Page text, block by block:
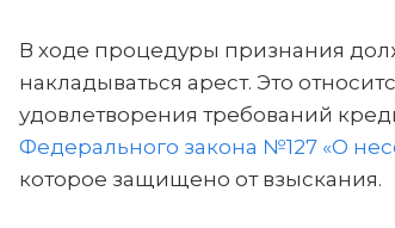
В ходе процедуры признания
накладываться арест. Это
удовлетворения требований
Федерального закона №127 «О
которое защищено от взыскания.